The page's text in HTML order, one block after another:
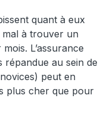
quant à eux
à trouver un
L’assurance
au sein de
peut en
plus cher que pour